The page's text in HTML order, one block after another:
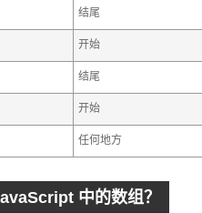
结尾
开始
结尾
开始
任何地方
中的数组？